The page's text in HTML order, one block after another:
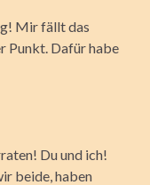
Mir fällt das
Punkt. Dafür habe
Du und ich!
beide, haben